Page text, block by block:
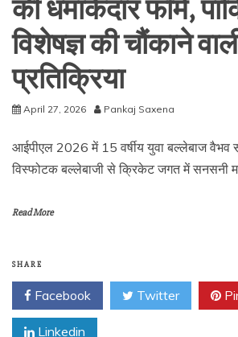
की धमाकेदार फॉर्म,
विशेषज्ञ की चौंकाने
प्रतिक्रिया
April 27, 2026 Pankaj Saxena
आईपीएल 2026 में 15 वर्षीय युवा बल्लेबाज वैभव
विस्फोटक बल्लेबाजी से क्रिकेट जगत में सनसनी
Read More
SHARE
Facebook Twitter
Linkedin